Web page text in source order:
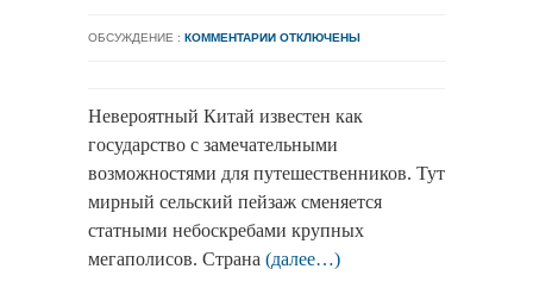
ОБСУЖДЕНИЕ : КОММЕНТАРИИ ОТКЛЮЧЕНЫ
Невероятный Китай известен как
государство с замечательными
возможностями для путешественников. Тут
мирный сельский пейзаж сменяется
статными небоскребами крупных
мегаполисов. Страна (далее…)